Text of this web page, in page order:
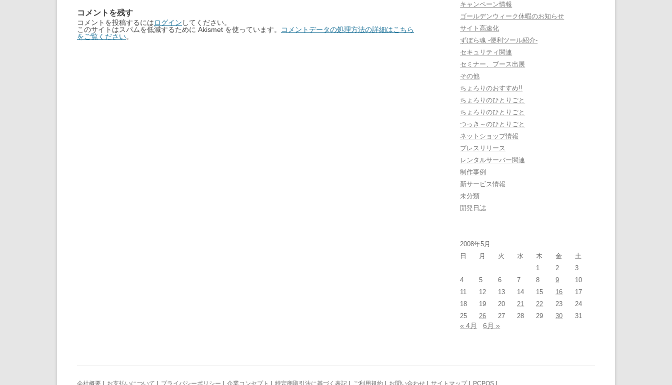
コメントを残す
コメントを投稿するにはログイン してください。
このサイトはスパムを低減するために Akismet を使っています。
コメントデータの処理方法の詳細はこちら
をご覧ください。
キャンペーン情報
ゴールデンウィーク休暇のお知らせ
サイト高速化
ずぼら魂 -便利ツール紹介-
セキュリティ関連
セミナー、ブース出展
その他
ちょろりのおすすめ!!
ちょろりのひとりごと
ちょろりのひとりごと
つっき～のひとりごと
ネットショップ情報
プレスリリース
レンタルサーバー関連
制作事例
新サービス情報
未分類
開発日誌
2008年5月
日
月 火 水 木 金
土
1
2
3
4
5 6 7 8 9
10
11
12 13 14 15 16
17
18
19 20 21 22 23
24
25
26 27 28 29 30 31
« 4月 6月 »
会社概要 お支払いについて プライバシーポリシー 企業コンセプト 特定商取引法に基づく表記 ご利用規約 お問い合わせ サイトマップ| PCPOS